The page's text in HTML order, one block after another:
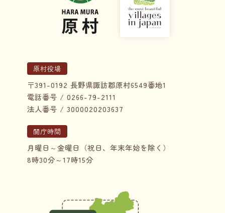
原村役場
〒391-0192 長野県諏訪郡原村6549番地1
電話番号 / 0266-79-2111
法人番号 / 3000020203637
開庁時間
月曜日～金曜日（祝日、年末年始を除く）
8時30分～17時15分